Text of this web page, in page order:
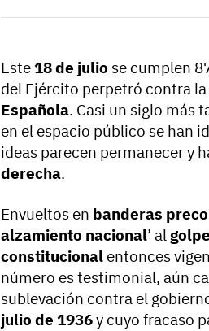
Este 18 de julio se cumplen
del Ejército perpetró contra
Española. Casi un siglo más
en el espacio público se han
ideas parecen permanecer y
derecha.
Envueltos en banderas
alzamiento nacional’ al
constitucional entonces
número es testimonial, aún
sublevación contra el
julio de 1936y cuyo fracaso